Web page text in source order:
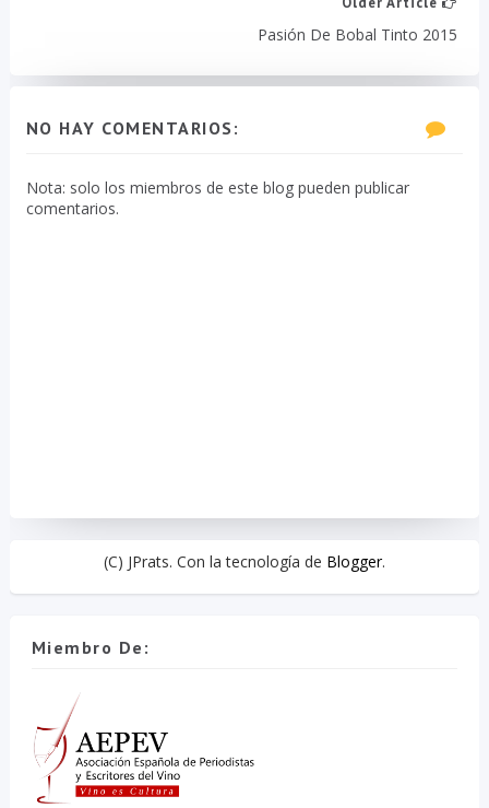
Pasión De Bobal Tinto 2015
NO HAY COMENTARIOS:
Nota: solo los miembros de este blog pueden publicar
comentarios.
(C) JPrats. Con la tecnología de Blogger.
Miembro De: